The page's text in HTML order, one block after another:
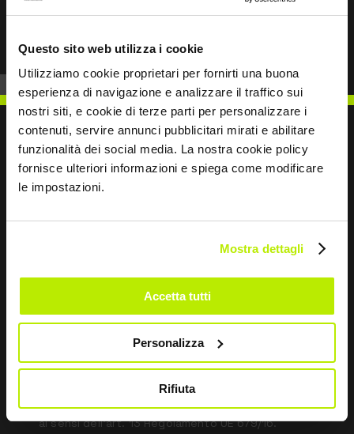
Questo sito web utilizza i cookie
Utilizziamo cookie proprietari per fornirti una buona
esperienza di navigazione e analizzare il traffico sui
nostri siti, e cookie di terze parti per personalizzare i
contenuti, servire annunci pubblicitari mirati e abilitare
funzionalità dei social media. La nostra cookie policy
fornisce ulteriori informazioni e spiega come modificare
le impostazioni.
Mostra dettagli
Accetta tutti
Personalizza
Rifiuta
Leave
blank
*Ho letto l’Informativa Privacy
ai sensi dell’art. 13 Regolamento UE 679/16.